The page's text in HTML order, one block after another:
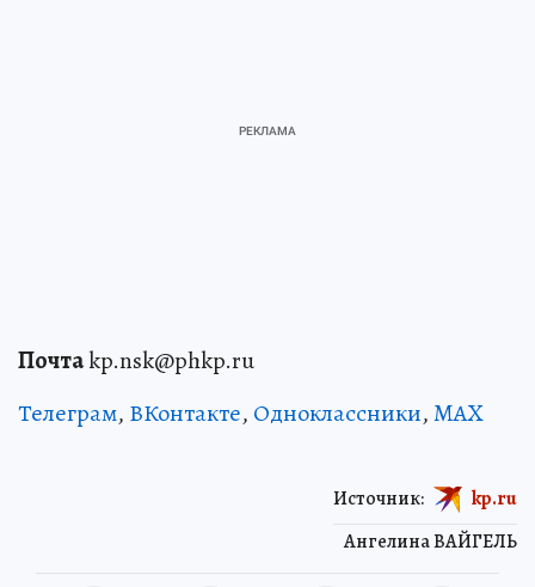
Почтаkp.nsk@phkp.ru
Телеграм, ВКонтакте, Одноклассники,MAX
Ангелина ВАЙГЕЛЬ
Источник: kp.ru